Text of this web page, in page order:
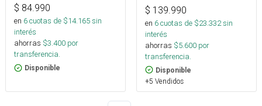
$ 84.990
en 6cuotas de $14.165sin
interés
ahorras $3.400 por
transferencia.
Disponible
$ 139.990
en 6cuotas de $23.332sin
interés
ahorras $5.600 por
transferencia.
Disponible
+5 Vendidos